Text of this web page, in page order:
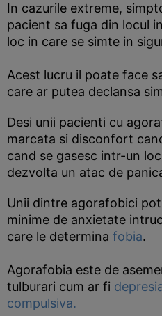
In cazurile extreme,
pacient sa fuga din locul
loc in care se simte in
Acest lucru il poate face
care ar putea declansa
Desi unii pacienti cu
marcata si disconfort
cand se gasesc intr-un
dezvolta un atac de
Unii dintre agorafobici
minime de anxietate
care le determina fobia.
Agorafobia este de
tulburari cum ar fi
compulsiva.